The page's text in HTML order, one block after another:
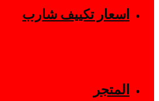
اسعار تكييف شارب
المتجر